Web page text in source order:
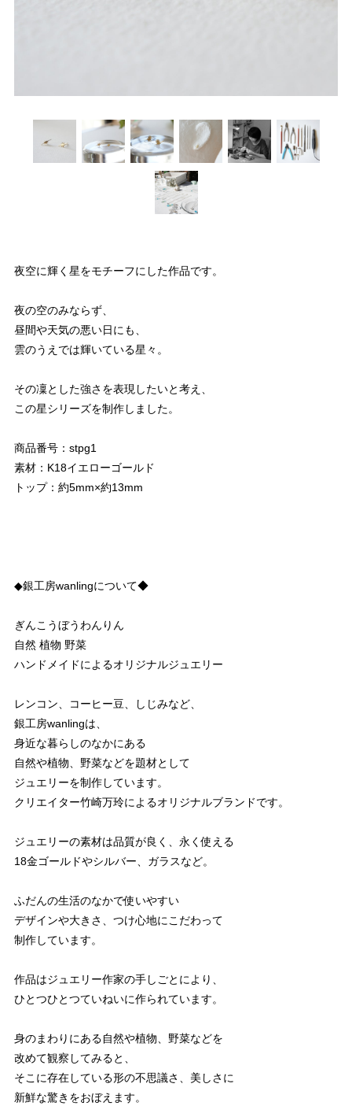
夜空に輝く星をモチーフにした作品です。
夜の空のみならず、
昼間や天気の悪い日にも、
雲のうえでは輝いている星々。
その凜とした強さを表現したいと考え、
この星シリーズを制作しました。
商品番号：stpg1
素材：K18イエローゴールド
トップ：約5mm×約13mm
◆銀工房wanlingについて◆
ぎんこうぼうわんりん
自然 植物 野菜
ハンドメイドによるオリジナルジュエリー
レンコン、コーヒー豆、しじみなど、
銀工房wanlingは、
身近な暮らしのなかにある
自然や植物、野菜などを題材として
ジュエリーを制作しています。
クリエイター竹崎万玲によるオリジナルブランドです。
ジュエリーの素材は品質が良く、永く使える
18金ゴールドやシルバー、ガラスなど。
ふだんの生活のなかで使いやすい
デザインや大きさ、つけ心地にこだわって
制作しています。
作品はジュエリー作家の手しごとにより、
ひとつひとつていねいに作られています。
身のまわりにある自然や植物、野菜などを
改めて観察してみると、
そこに存在している形の不思議さ、美しさに
新鮮な驚きをおぼえます。